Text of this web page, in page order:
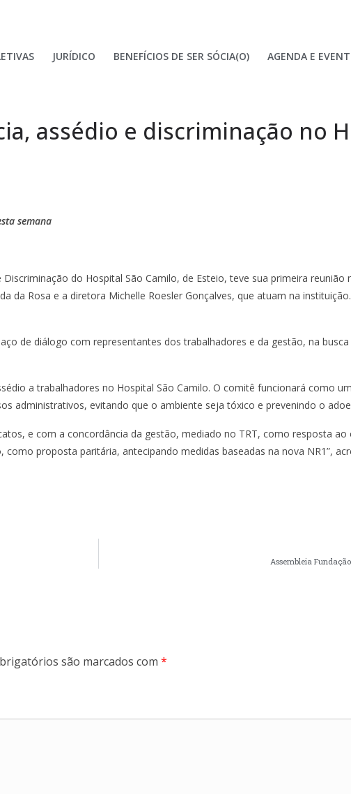
JURÍDICO BENEFÍCIOS DE SER SÓCIA(O) AGENDA E
assédio e discriminação no
semana
do Hospital São Camilo, de Esteio, teve sua primeira reunião
da Rosa e a diretora Michelle Roesler Gonçalves, que atuam na
de diálogo com representantes dos trabalhadores e da gestão, na
a trabalhadores no Hospital São Camilo. O comitê funcionará como
administrativos, evitando que o ambiente seja tóxico e prevenindo o
e com a concordância da gestão, mediado no TRT, como resposta
proposta paritária, antecipando medidas baseadas na nova NR1”,
Assembleia
são marcados com *